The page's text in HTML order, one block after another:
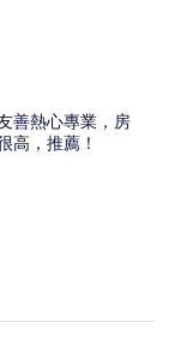
善熱心專業，房
高，推薦！